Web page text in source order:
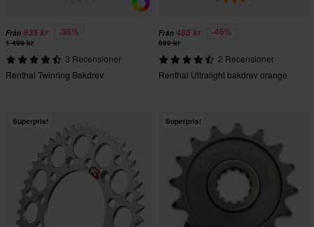
Från 935 kr -38%
1 499 kr
3 Recensioner
Renthal Twinring Bakdrev
Från 485 kr -46%
899 kr
2 Recensioner
Renthal Ultralight bakdrev orange
Superpris! Superpris!